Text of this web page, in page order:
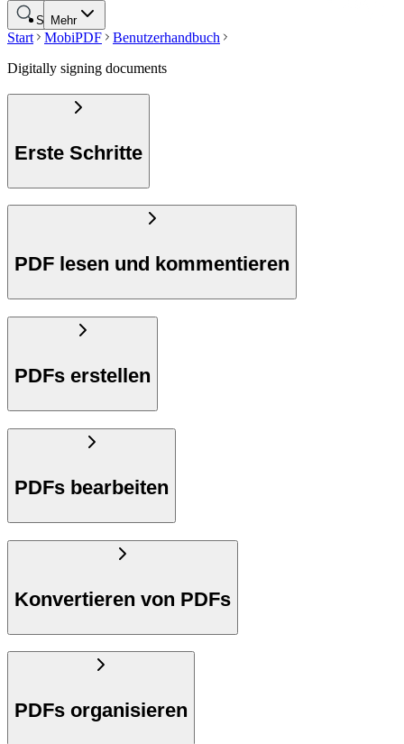
Mehr
Suche
Start MobiPDF
Benutzerhandbuch
Digitally signing documents
Erste Schritte
PDF lesen und kommentieren
PDFs erstellen
PDFs bearbeiten
Konvertieren von PDFs
PDFs organisieren